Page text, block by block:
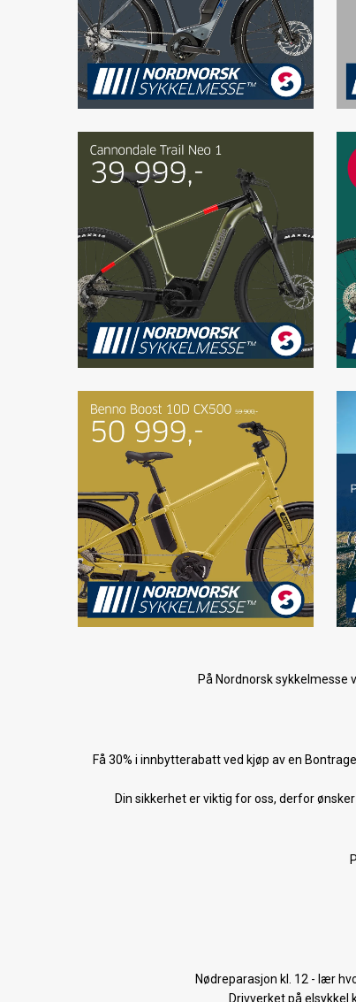
På Nordnorsk sykkelmesse
Få 30% i innbytterabatt ved kjøp av en
Din sikkerhet er viktig for oss, derfor
Nødreparasjon kl. 12 - lær
Drivverket på elsykkel